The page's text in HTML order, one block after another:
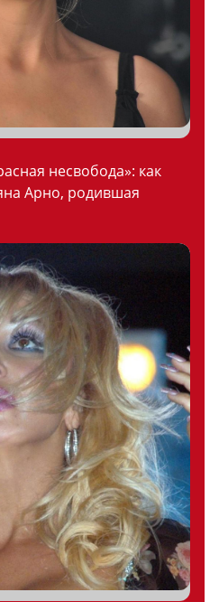
несвобода»: как
Арно, родившая